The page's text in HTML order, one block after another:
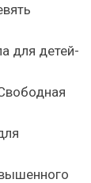
для детей-